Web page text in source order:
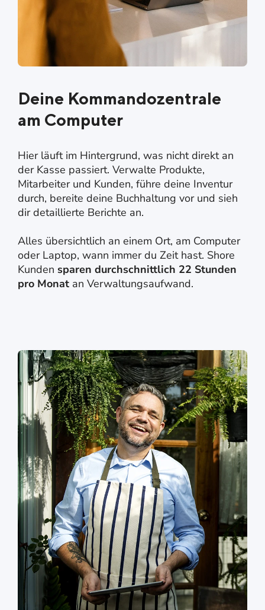
Deine Kommandozentrale
am Computer
Hier läuft im Hintergrund, was nicht direkt an
der Kasse passiert. Verwalte Produkte,
Mitarbeiter und Kunden, führe deine Inventur
durch, bereite deine Buchhaltung vor und sieh
dir detaillierte Berichte an.
Alles übersichtlich an einem Ort, am Computer
oder Laptop, wann immer du Zeit hast. Shore
Kunden sparen durchschnittlich 22 Stunden
pro Monat an Verwaltungsaufwand.